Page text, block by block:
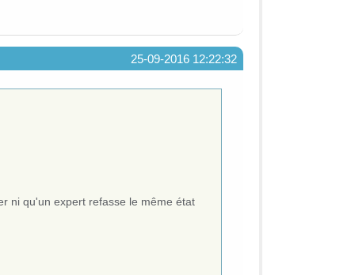
25-09-2016 12:22:32
ni qu'un expert refasse le même état